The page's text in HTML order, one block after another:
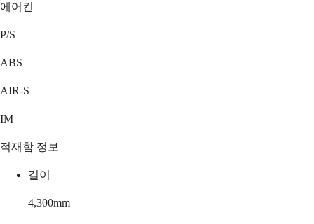
에어컨
P/S
ABS
AIR-S
IM
적재함 정보
길이
4,300mm